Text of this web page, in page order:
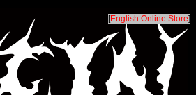
[English Online Store]